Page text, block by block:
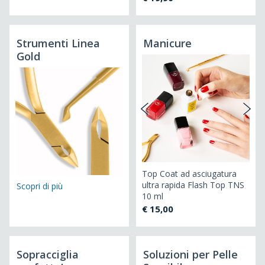
Strumenti Linea
Gold
Scopri di più
Manicure
Top Coat ad asciugatura
ultra rapida Flash Top TNS
10 ml
€ 15,00
Sopracciglia
Soluzioni per Pelle